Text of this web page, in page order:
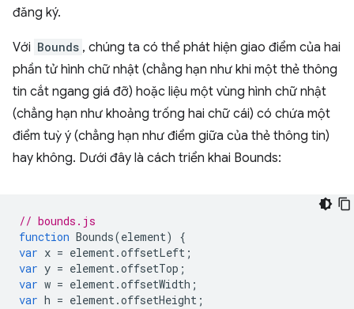
đăng ký.
Với Bounds , chúng ta có thể phát hiện giao điểm của hai
phần tử hình chữ nhật (chẳng hạn như khi một thẻ thông
tin cắt ngang giá đỡ) hoặc liệu một vùng hình chữ nhật
(chẳng hạn như khoảng trống hai chữ cái) có chứa một
điểm tuỳ ý (chẳng hạn như điểm giữa của thẻ thông tin)
hay không. Dưới đây là cách triển khai Bounds:
// bounds.js
function Bounds(element)
{
var x = element.offsetLeft ;
var y = element.offsetTop ;
var w = element.offsetWidth ;
var h = element.offsetHeight ;